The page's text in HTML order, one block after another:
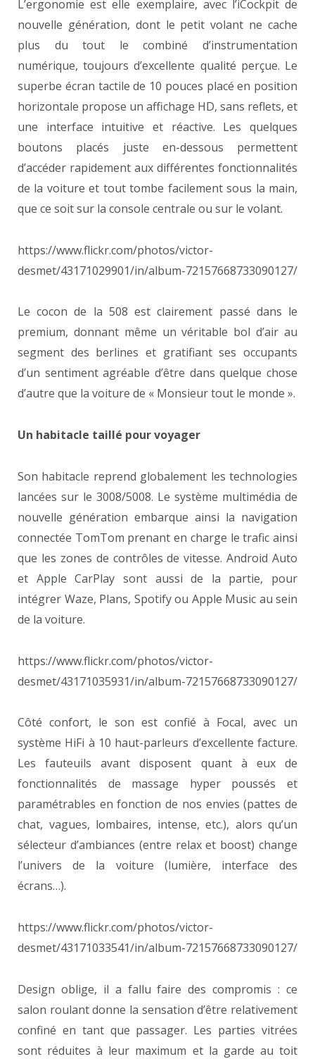
L’ergonomie est elle exemplaire, avec l’iCockpit de
nouvelle génération, dont le petit volant ne cache
plus du tout le combiné d’instrumentation
numérique, toujours d’excellente qualité perçue. Le
superbe écran tactile de 10 pouces placé en position
horizontale propose un affichage HD, sans reflets, et
une interface intuitive et réactive. Les quelques
boutons placés juste en-dessous permettent
d’accéder rapidement aux différentes fonctionnalités
de la voiture et tout tombe facilement sous la main,
que ce soit sur la console centrale ou sur le volant.
https://www.flickr.com/photos/victor-
desmet/43171029901/in/album-72157668733090127/
Le cocon de la 508 est clairement passé dans le
premium, donnant même un véritable bol d’air au
segment des berlines et gratifiant ses occupants
d’un sentiment agréable d’être dans quelque chose
d’autre que la voiture de « Monsieur tout le monde ».
Un habitacle taillé pour voyager
Son habitacle reprend globalement les technologies
lancées sur le 3008/5008. Le système multimédia de
nouvelle génération embarque ainsi la navigation
connectée TomTom prenant en charge le trafic ainsi
que les zones de contrôles de vitesse. Android Auto
et Apple CarPlay sont aussi de la partie, pour
intégrer Waze, Plans, Spotify ou Apple Music au sein
de la voiture.
https://www.flickr.com/photos/victor-
desmet/43171035931/in/album-72157668733090127/
Côté confort, le son est confié à Focal, avec un
système HiFi à 10 haut-parleurs d’excellente facture.
Les fauteuils avant disposent quant à eux de
fonctionnalités de massage hyper poussés et
paramétrables en fonction de nos envies (pattes de
chat, vagues, lombaires, intense, etc.), alors qu’un
sélecteur d’ambiances (entre relax et boost) change
l’univers de la voiture (lumière, interface des
écrans…).
https://www.flickr.com/photos/victor-
desmet/43171033541/in/album-72157668733090127/
Design oblige, il a fallu faire des compromis : ce
salon roulant donne la sensation d’être relativement
confiné en tant que passager. Les parties vitrées
sont réduites à leur maximum et la garde au toit